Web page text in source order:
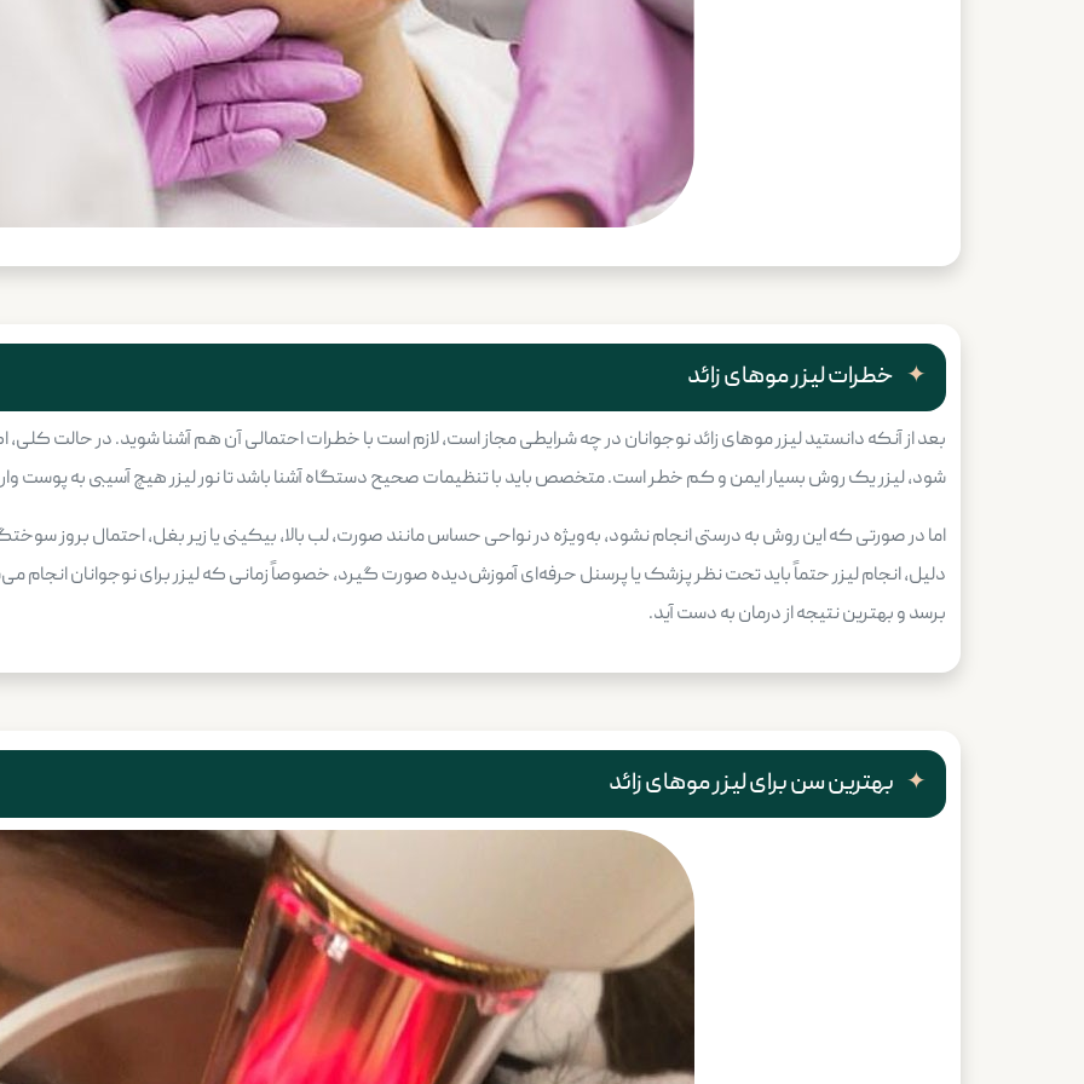
خطرات لیزر موهای زائد
بعد از آنکه دانستید لیزر موهای زائد نوجوانان در چه شرایطی مجاز است، لازم است با خطرات احتمالی آن هم آشنا شوید. در حالت
شود، لیزر یک روش بسیار ایمن و کم‌ خطر است. متخصص باید با تنظیمات صحیح دستگاه آشنا باشد تا نور لیزر هیچ آسیبی به پوست
اما در صورتی که این روش به‌ درستی انجام نشود، به‌ویژه در نواحی حساس مانند صورت، لب بالا، بیکینی یا زیر بغل، احتمال بروز
دلیل، انجام لیزر حتماً باید تحت نظر پزشک یا پرسنل حرفه‌ای آموزش‌دیده صورت گیرد، خصوصاً زمانی که لیزر برای نوجوانان
برسد و بهترین نتیجه از درمان به دست آید.
بهترین سن برای لیزر موهای زائد